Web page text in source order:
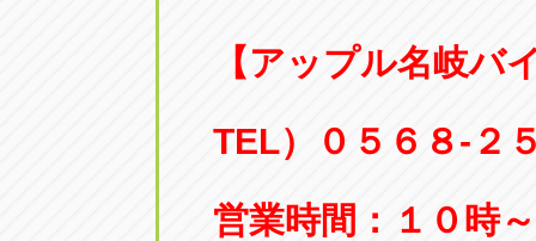
【アップル名岐バ
TEL）０５６８-２
営業時間：１０時